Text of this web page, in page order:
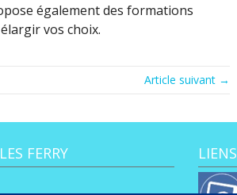
également des formations
vos choix.
Article suivant →
FERRY LIENS